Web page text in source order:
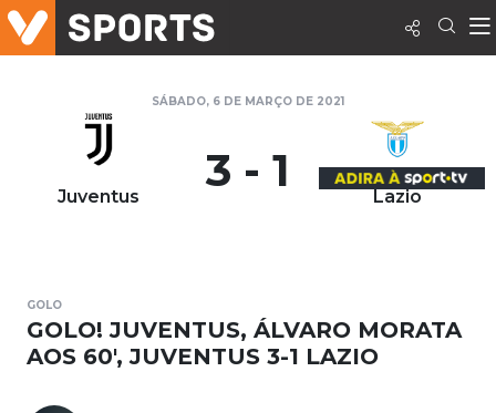
SÁBADO, 6 DE MARÇO DE 2021
Juventus 3 - 1 Lazio
GOLO
GOLO! JUVENTUS, ÁLVARO MORATA
AOS 60', JUVENTUS 3-1 LAZIO